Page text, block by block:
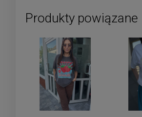
Produkty powiązane